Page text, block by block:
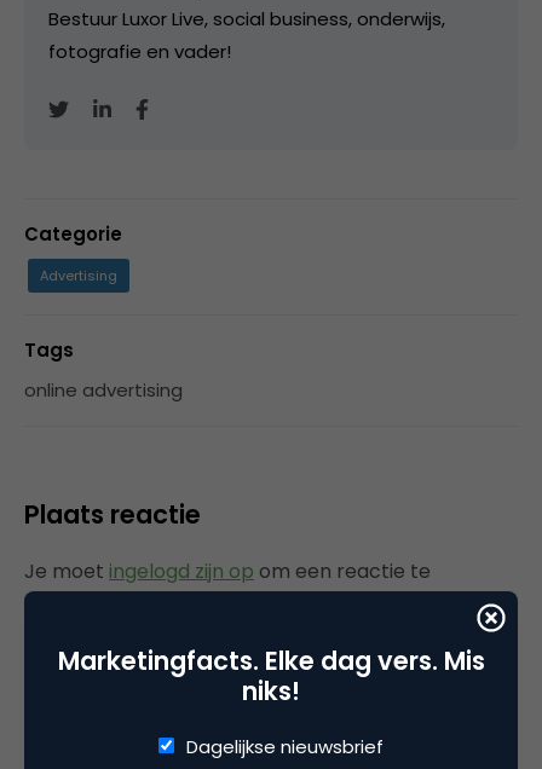
Bestuur Luxor Live, social business, onderwijs,
fotografie en vader!
Categorie
Advertising
Tags
online advertising
Plaats reactie
Je moet ingelogd zijn op om een reactie te
plaatsen.
Gerelateerde artikelen
Marketingfacts. Elke dag vers. Mis
niks!
Dagelijkse nieuwsbrief